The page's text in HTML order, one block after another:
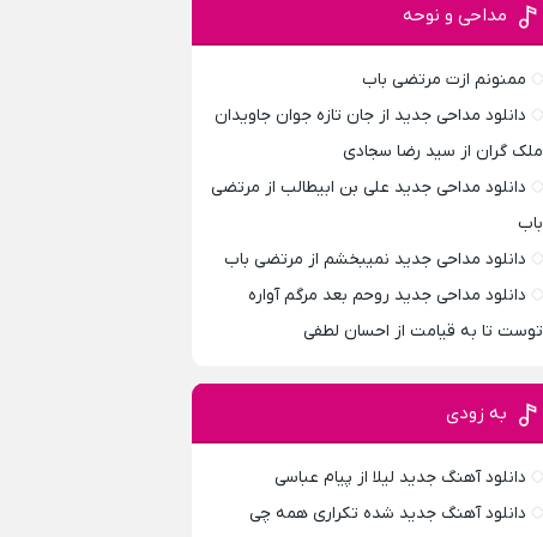
مداحی و نوحه
ممنونم ازت مرتضی باب
دانلود مداحی جدید از جان تازه جوان جاویدان
ملک گران از سید رضا سجادی
دانلود مداحی جدید علی بن ابیطالب از مرتضی
باب
دانلود مداحی جدید نمیبخشم از مرتضی باب
دانلود مداحی جدید روحم بعد مرگم آواره
توست تا به قیامت از احسان لطفی
به زودی
دانلود آهنگ جدید لیلا از پیام عباسی
دانلود آهنگ جدید شده تکراری همه چی